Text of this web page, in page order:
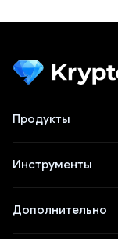
Продукты
Инструменты
Дополнительно